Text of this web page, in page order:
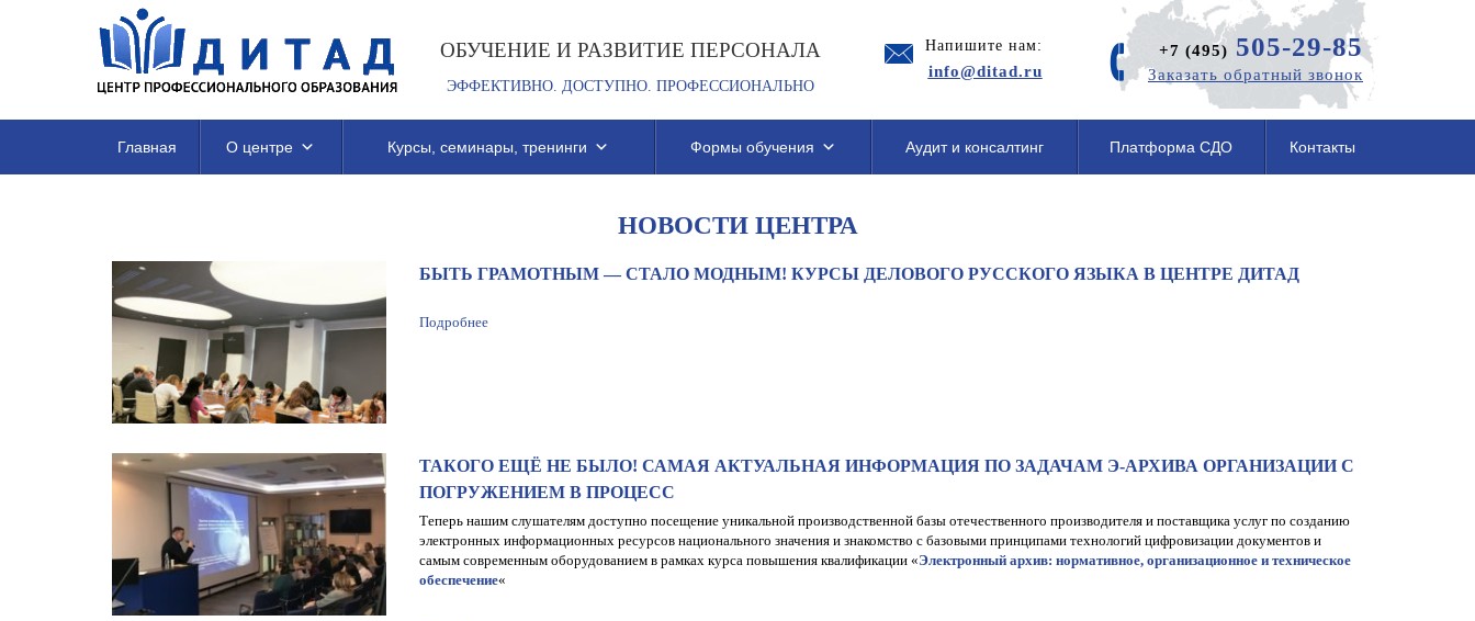
ОБУЧЕНИЕ И РАЗВИТИЕ ПЕРСОНАЛА
ЭФФЕКТИВНО. ДОСТУПНО. ПРОФЕССИОНАЛЬНО
Напишите нам:
info@ditad.ru
+7 (495) 505-29-85
Заказать обратный звонок
Главная О центре Курсы, семинары, тренинги Формы обучения Аудит и консалтинг Платформа СДО Контакты
НОВОСТИ ЦЕНТРА
БЫТЬ ГРАМОТНЫМ — СТАЛО МОДНЫМ! КУРСЫ ДЕЛОВОГО РУССКОГО ЯЗЫКА В ЦЕНТРЕ ДИТАД
Подробнее
ТАКОГО ЕЩЁ НЕ БЫЛО! САМАЯ АКТУАЛЬНАЯ ИНФОРМАЦИЯ ПО ЗАДАЧАМ Э-АРХИВА ОРГАНИЗАЦИИ С
ПОГРУЖЕНИЕМ В ПРОЦЕСС
Теперь нашим слушателям доступно посещение уникальной производственной базы отечественного производителя и поставщика услуг по созданию
электронных информационных ресурсов национального значения и знакомство с базовыми принципами технологий цифровизации документов и
самым современным оборудованием в рамках курса повышения квалификации «Электронный архив: нормативное, организационное и техническое
обеспечение«